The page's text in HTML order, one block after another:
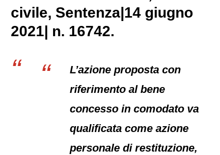
civile, Sentenza|14 giugno
2021| n. 16742.
L’azione proposta con
riferimento al bene
concesso in comodato va
qualificata come azione
personale di restituzione,